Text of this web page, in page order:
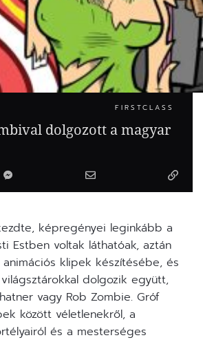
FIRSTCLASS
dolgozott a magyar
képregényei leginkább a
Estben voltak láthatóak, aztán
klipek készítésébe, és
dolgozik együtt,
vagy Rob Zombie. Gróf
között véletlenekről, a
és a mesterséges